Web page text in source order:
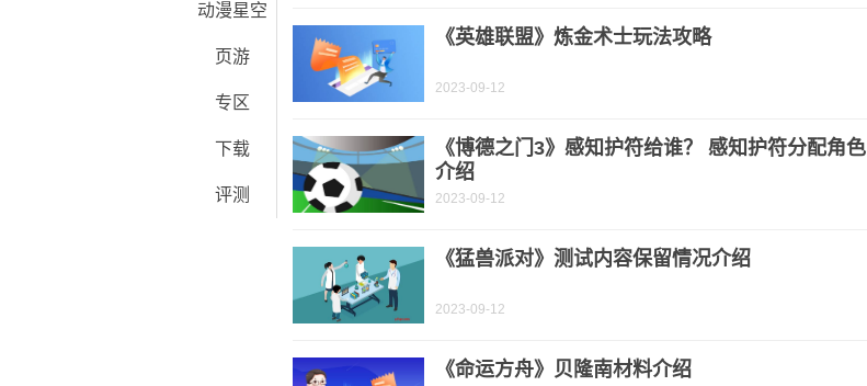
动漫星空
页游
专区
下载
评测
《英雄联盟》炼金术士玩法攻略
2023-09-12
《博德之门3》感知护符给谁？ 感知护符分配角色
介绍
2023-09-12
《猛兽派对》测试内容保留情况介绍
2023-09-12
《命运方舟》贝隆南材料介绍